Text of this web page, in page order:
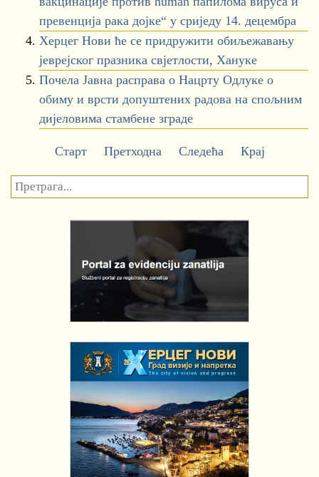
превенција рака дојке“ у сриједу 14. децембра
Херцег Нови ће се придружити обиљежавању
јеврејског празника свјетлости, Хануке
Почела Јавна расправа о Нацрту Одлуке о
обиму и врсти допуштених радова на спољним
дијеловима стамбене зграде
Старт Претходна Следећа Крај